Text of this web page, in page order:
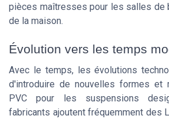
pièces maîtresses pour les salles de
de la maison.
Évolution vers les temps
Avec le temps, les évolutions
d'introduire de nouvelles formes et
PVC pour les suspensions
fabricants ajoutent fréquemment des